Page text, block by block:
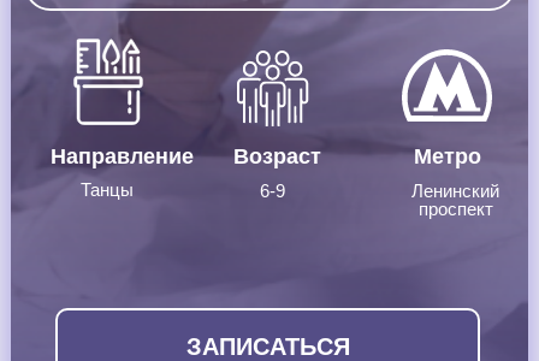
Направление
Танцы
Возраст
6-9
Метро
Ленинский
проспект
ЗАПИСАТЬСЯ